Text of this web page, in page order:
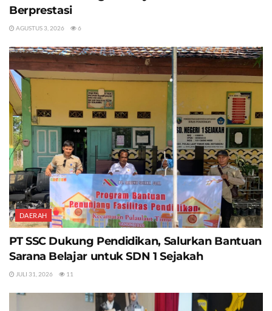
Berprestasi
AGUSTUS 3, 2026 6
DAERAH
PT SSC Dukung Pendidikan, Salurkan Bantuan
Sarana Belajar untuk SDN 1 Sejakah
JULI 31, 2026 11